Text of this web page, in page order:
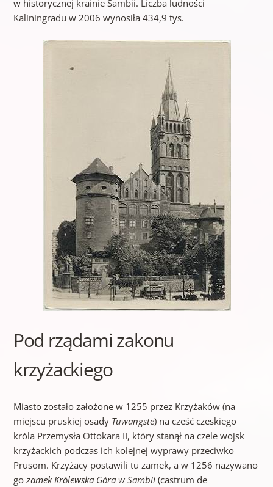
w historycznej krainie Sambii. Liczba ludności
Kaliningradu w 2006 wynosiła 434,9 tys.
Pod rządami zakonu
krzyżackiego
Miasto zostało założone w 1255 przez Krzyżaków (na
miejscu pruskiej osady Tuwangste) na cześć czeskiego
króla Przemysła Ottokara II, który stanął na czele wojsk
krzyżackich podczas ich kolejnej wyprawy przeciwko
Prusom. Krzyżacy postawili tu zamek, a w 1256 nazywano
go zamek Królewska Góra w Sambii(castrum de